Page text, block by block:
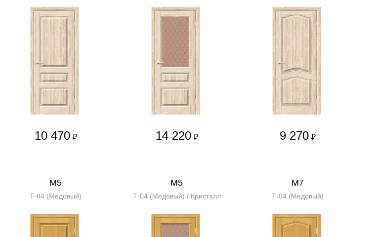
10 470 ₽ 14 220 ₽ 9 270 ₽
М5
Т-04 (Медовый)
М5
Т-04 (Медовый) / Кристалл
М7
Т-04 (Медовый)